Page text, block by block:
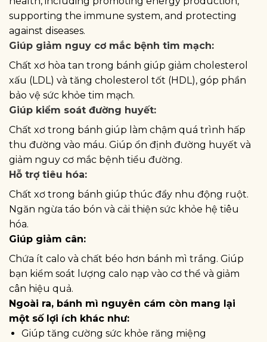
supporting the immune system, and protecting
against diseases.
Giúp giảm nguy cơ mắc bệnh tim mạch:
Chất xơ hòa tan trong bánh giúp giảm cholesterol
xấu (LDL) và tăng cholesterol tốt (HDL), góp phần
bảo vệ sức khỏe tim mạch.
Giúp kiểm soát đường huyết:
Chất xơ trong bánh giúp làm chậm quá trình hấp
thu đường vào máu. Giúp ổn định đường huyết và
giảm nguy cơ mắc bệnh tiểu đường.
Hỗ trợ tiêu hóa:
Chất xơ trong bánh giúp thúc đẩy nhu động ruột.
Ngăn ngừa táo bón và cải thiện sức khỏe hệ tiêu
hóa.
Giúp giảm cân:
Chứa ít calo và chất béo hơn bánh mì trắng. Giúp
bạn kiểm soát lượng calo nạp vào cơ thể và giảm
cân hiệu quả.
Ngoài ra, bánh mì nguyên cám còn mang lại
một số lợi ích khác như:
Giúp tăng cường sức khỏe răng miệng